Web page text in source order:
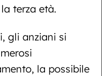
terza età.
gli anziani si
la possibile